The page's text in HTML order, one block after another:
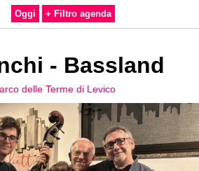
Oggi + Filtro agenda
- Bassland
delle Terme di Levico